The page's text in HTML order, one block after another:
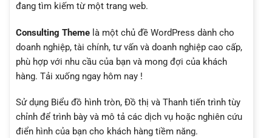
đang tìm kiếm từ một trang web.
Consulting Theme là một chủ đề WordPress dành cho
doanh nghiệp, tài chính, tư vấn và doanh nghiệp cao cấp,
phù hợp với nhu cầu của bạn và mong đợi của khách
hàng. Tải xuống ngay hôm nay !
Sử dụng Biểu đồ hình tròn, Đồ thị và Thanh tiến trình tùy
chỉnh để trình bày và mô tả các dịch vụ hoặc nghiên cứu
điển hình của bạn cho khách hàng tiềm năng.